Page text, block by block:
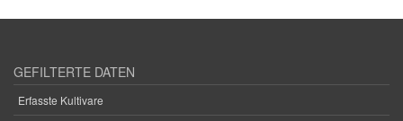
GEFILTERTE DATEN
Erfasste Kultivare